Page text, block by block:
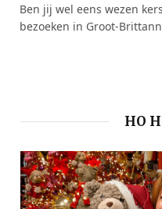
Ben jij wel eens wezen
bezoeken in Groot-
HO